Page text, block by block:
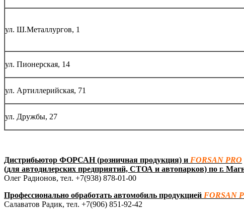
ул. Ш.Металлургов, 1
ул. Пионерская, 14
ул. Артиллерийская, 71
ул. Дружбы, 27
Дистрибьютор ФОРСАН (розничная продукция) и FORSAN PRO
(для автодилерских предприятий, СТОА и автопарков) по г.
Олег Радионов, тел. +7(938) 878-01-00
Профессионально обработать автомобиль продукцией FORSAN
Салаватов Радик, тел. +7(906) 851-92-42